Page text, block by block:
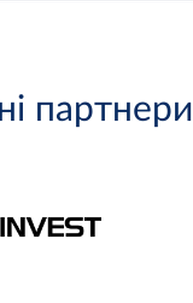
партнери